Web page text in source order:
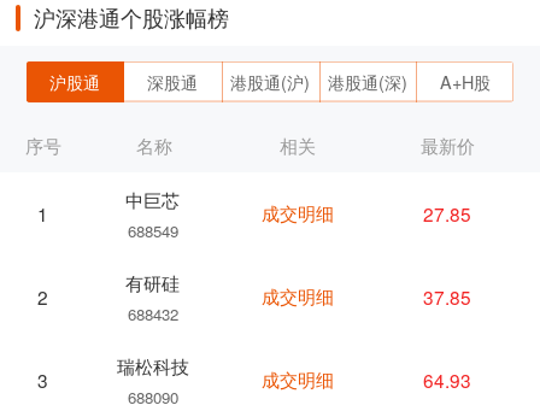
沪深港通个股涨幅榜
沪股通 深股通 港股通(沪) 港股通(深) A+H股
序号 名称
1
中巨芯
688549
2
有研硅
688432
3
瑞松科技
688090
相关 最新价
成交明细 27.85
成交明细 37.85
成交明细 64.93